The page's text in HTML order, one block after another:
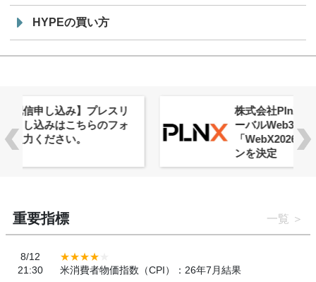
HYPEの買い方
株式会社PlnX、アジア最大級のグロ
ーバルWeb3カンファレンス
「WebX2026」とのコラボレーショ
重要指標 一覧
8/12
21:30
米消費者物価指数（CPI）：26年7月結果